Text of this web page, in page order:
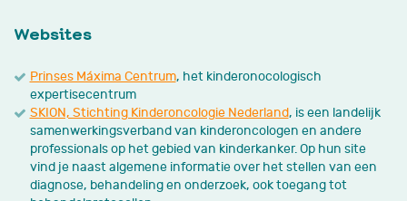
Websites
Prinses Máxima Centrum, het kinderonocologisch
expertisecentrum
SKION, Stichting Kinderoncologie Nederland, is een landelijk
samenwerkingsverband van kinderoncologen en andere
professionals op het gebied van kinderkanker. Op hun site
vind je naast algemene informatie over het stellen van een
diagnose, behandeling en onderzoek, ook toegang tot